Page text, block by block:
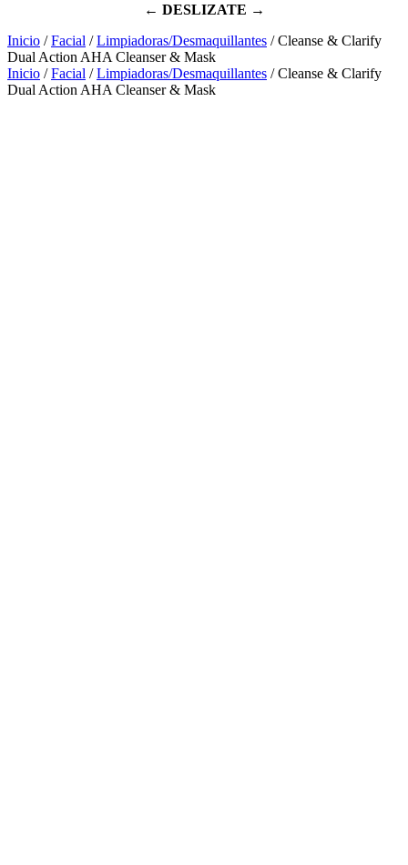
← DESLIZATE →
Inicio /Facial /Limpiadoras/Desmaquillantes / Cleanse & Clarify
Dual Action AHA Cleanser & Mask
Inicio /Facial /Limpiadoras/Desmaquillantes / Cleanse & Clarify
Dual Action AHA Cleanser & Mask